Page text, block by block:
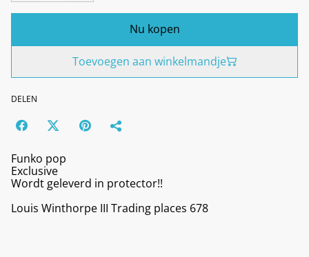
Nu kopen
Toevoegen aan winkelmandje
DELEN
Funko pop
Exclusive
Wordt geleverd in protector!!
Louis Winthorpe III Trading places 678